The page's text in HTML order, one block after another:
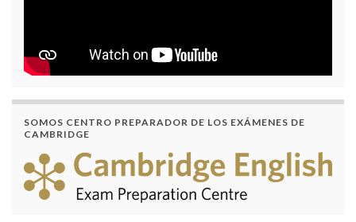
SOMOS CENTRO PREPARADOR DE LOS EXÁMENES DE
CAMBRIDGE